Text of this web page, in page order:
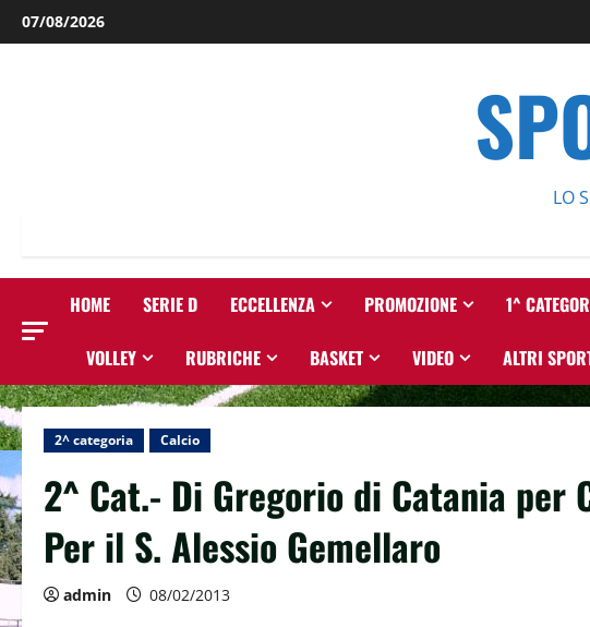
Salta
al
07/08/2026
LO
HOME SERIE D ECCELLENZA PROMOZIONE 1^
VOLLEY RUBRICHE BASKET VIDEO ALTRI
2^ categoria Calcio
2^ Cat.- Di Gregorio di Catania per
Per il S. Alessio Gemellaro
admin 08/02/2013